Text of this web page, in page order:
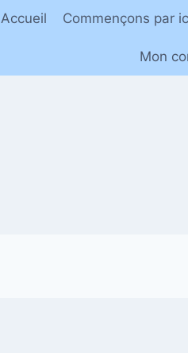
Accueil Commençons par
Mon